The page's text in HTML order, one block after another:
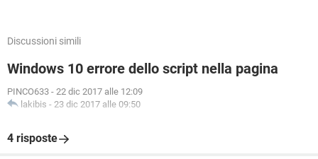
Discussioni simili
Windows 10 errore dello script nella pagina
PINCO633 - 22 dic 2017 alle 12:09
lakibis - 23 dic 2017 alle 09:50
4 risposte